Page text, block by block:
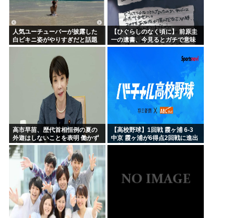
人気ユーチューバーが披露した
白ビキニ姿がやりすぎだと話題
に
【ひぐらしのなく頃に】 前原圭
一の遺書、今見るとガチで意味
不明すぎるｗｗｗｗｗｗｗｗｗ
高市早苗、歴代首相恒例の夏の
外遊はしないことを表明 働かず
連日終日公邸のもよう
【高校野球】1回戦 霞ヶ浦 6-3
中京 霞ヶ浦が6得点2回戦に進出
9番相田が3安打2打点